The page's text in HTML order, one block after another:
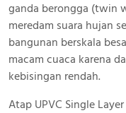
ganda berongga (twin
meredam suara hujan
bangunan berskala
macam cuaca karena
kebisingan rendah.
Atap UPVC Single